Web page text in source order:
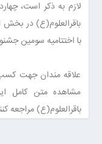
لازم به ذکر است،
باقرالعلوم(ع) در
با اختتامیه سومین
علاقه مندان جهت
مشاهده متن کامل
باقرالعلوم(ع) مراجعه